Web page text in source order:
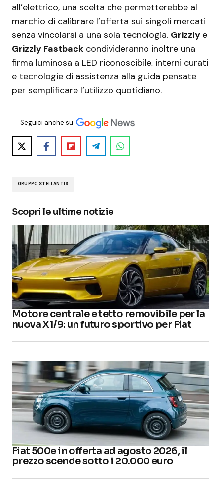
all’elettrico, una scelta che permetterebbe al
marchio di calibrare l’offerta sui singoli mercati
senza vincolarsi a una sola tecnologia. Grizzly e
Grizzly Fastback condivideranno inoltre una
firma luminosa a LED riconoscibile, interni curati
e tecnologie di assistenza alla guida pensate
per semplificare l’utilizzo quotidiano.
Seguici anche su
GRUPPO STELLANTIS
Scopri le ultime notizie
Motore centrale e tetto removibile per la
nuova X1/9: un futuro sportivo per Fiat
Fiat 500e in offerta ad agosto 2026, il
prezzo scende sotto i 20.000 euro